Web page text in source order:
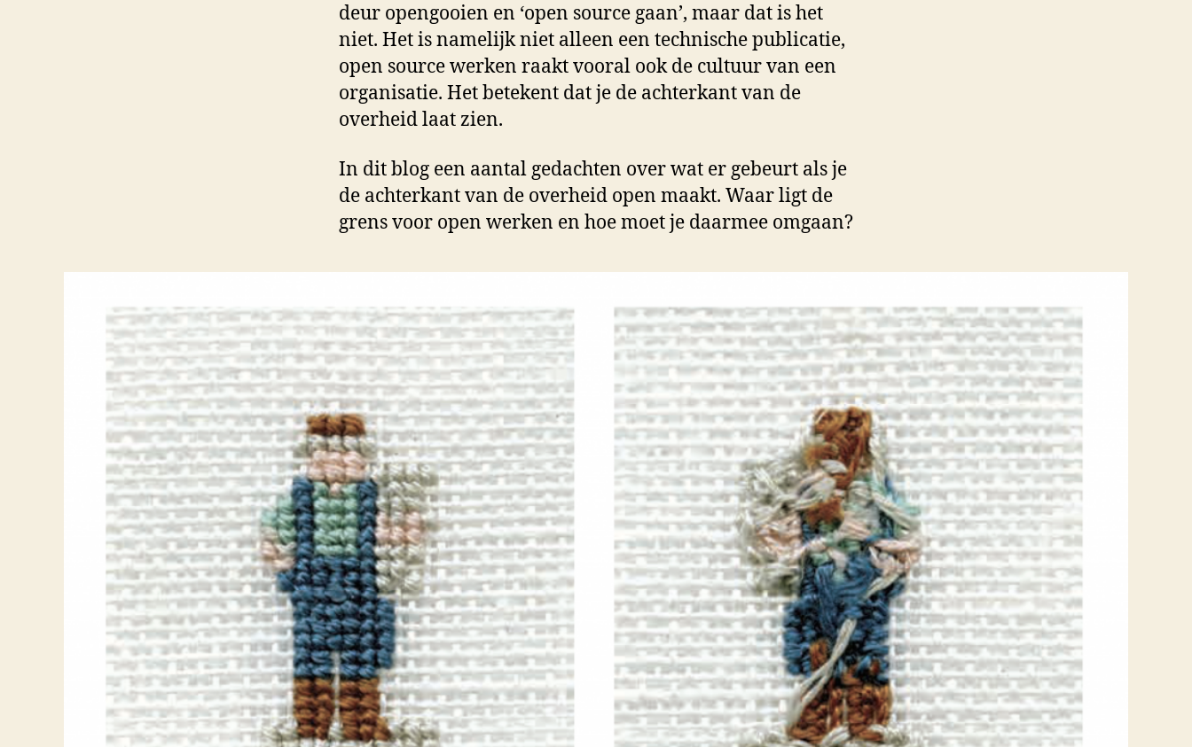
deur opengooien en ‘open source gaan’, maar dat is het
niet. Het is namelijk niet alleen een technische publicatie,
open source werken raakt vooral ook de cultuur van een
organisatie. Het betekent dat je de achterkant van de
overheid laat zien.
In dit blog een aantal gedachten over wat er gebeurt als je
de achterkant van de overheid open maakt. Waar ligt de
grens voor open werken en hoe moet je daarmee omgaan?